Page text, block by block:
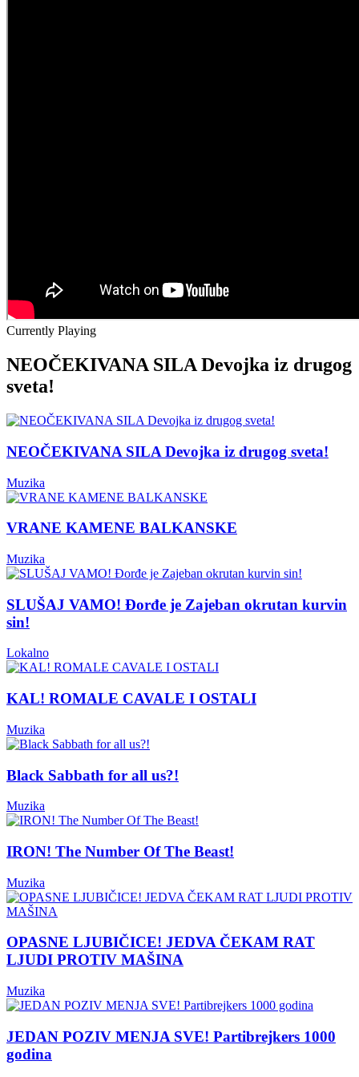
Currently Playing
NEOČEKIVANA SILA Devojka iz drugog
sveta!
NEOČEKIVANA SILA Devojka iz drugog sveta!
Muzika
VRANE KAMENE BALKANSKE
Muzika
SLUŠAJ VAMO! Đorđe je Zajeban okrutan kurvin
sin!
Lokalno
KAL! ROMALE CAVALE I OSTALI
Muzika
Black Sabbath for all us?!
Muzika
IRON! The Number Of The Beast!
Muzika
OPASNE LJUBIČICE! JEDVA ČEKAM RAT
LJUDI PROTIV MAŠINA
Muzika
JEDAN POZIV MENJA SVE! Partibrejkers 1000
godina